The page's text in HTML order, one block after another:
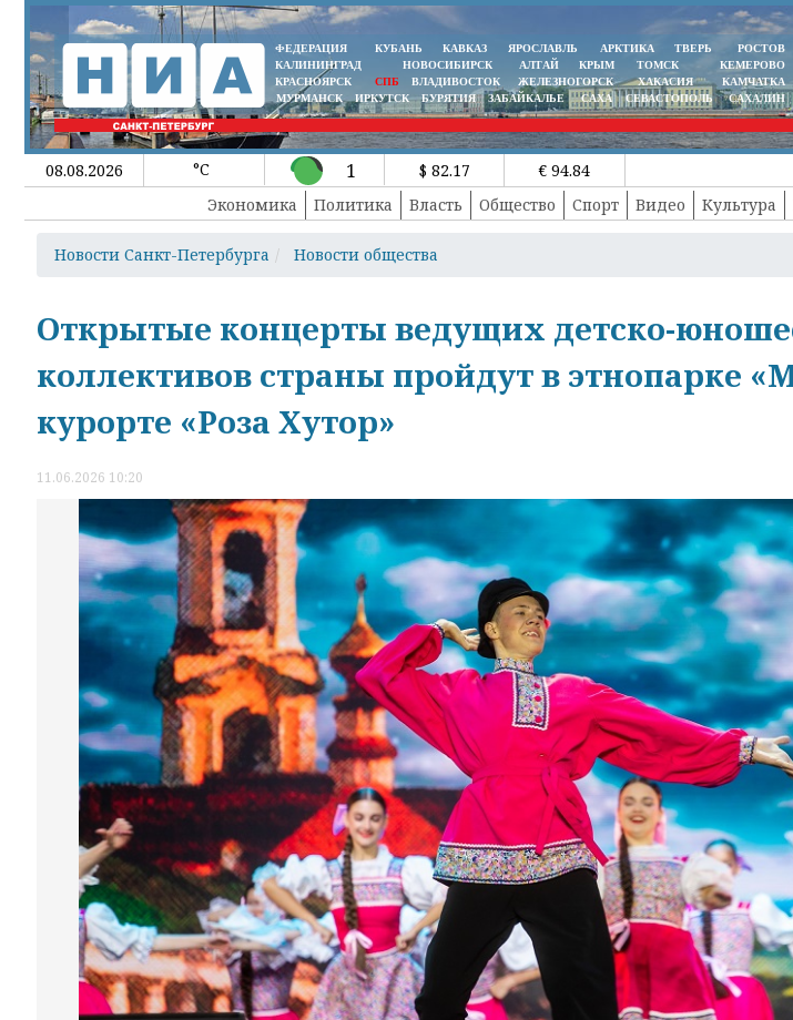
ФЕДЕРАЦИЯ КУБАНЬ КАВКАЗ ЯРОСЛАВЛЬ АРКТИКА ТВЕРЬ
РОСТОВ
КАЛИНИНГРАД
НОВОСИБИРСК АЛТАЙ КРЫМ ТОМСК
КЕМЕРОВО
КРАСНОЯРСК
СПБ ВЛАДИВОСТОК ЖЕЛЕЗНОГОРСК ХАКАСИЯ
КАМЧАТКА
МУРМАНСК
ИРКУТСК БУРЯТИЯ ЗАБАЙКАЛЬЕ САХА СЕВАСТОПОЛЬ САХАЛИН
08.08.2026 °C 1 $ 82.17
€ 94.84
Экономика
Политика Власть Общество Спорт Видео Культура
Новости Санкт-Петербурга Новости общества
Открытые концерты ведущих детско-
коллективов страны пройдут в этнопарке
курорте «Роза Хутор»
11.06.2026 10:20